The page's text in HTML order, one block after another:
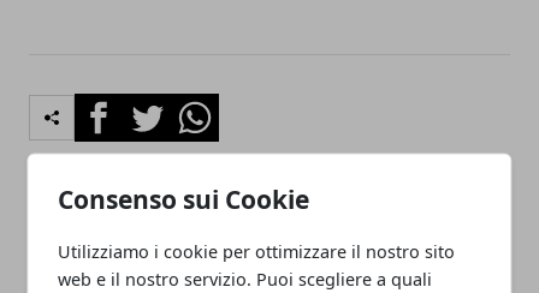
Consenso sui Cookie
Utilizziamo i cookie per ottimizzare il nostro sito
web e il nostro servizio. Puoi scegliere a quali
FacebookTwitterWhatsapp
Ozonoterapia Roma sud Ncc Roma